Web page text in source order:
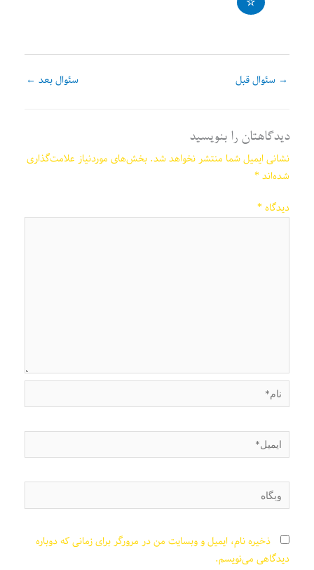
→ سئوال قبل سئوال بعد ←
دیدگاهتان را بنویسید
نشانی ایمیل شما منتشر نخواهد شد. بخش‌های موردنیاز علامت‌گذاری
شده‌اند*
دیدگاه*
نام*
ایمیل*
وبگاه
ذخیره نام، ایمیل و وبسایت من در مرورگر برای زمانی که دوباره
دیدگاهی می‌نویسم.